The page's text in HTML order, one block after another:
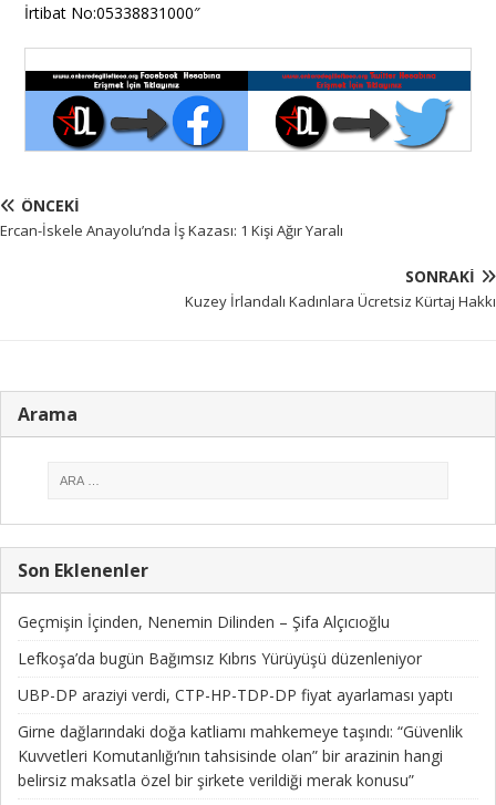
İrtibat No:05338831000″
ÖNCEKI
Ercan-İskele Anayolu’nda İş Kazası: 1 Kişi Ağır Yaralı
SONRAKI
Kuzey İrlandalı Kadınlara Ücretsiz Kürtaj Hakkı
Arama
Son Eklenenler
Geçmişin İçinden, Nenemin Dilinden – Şifa Alçıcıoğlu
Lefkoşa’da bugün Bağımsız Kıbrıs Yürüyüşü düzenleniyor
UBP-DP araziyi verdi, CTP-HP-TDP-DP fiyat ayarlaması yaptı
Girne dağlarındaki doğa katliamı mahkemeye taşındı: “Güvenlik
Kuvvetleri Komutanlığı’nın tahsisinde olan” bir arazinin hangi
belirsiz maksatla özel bir şirkete verildiği merak konusu”